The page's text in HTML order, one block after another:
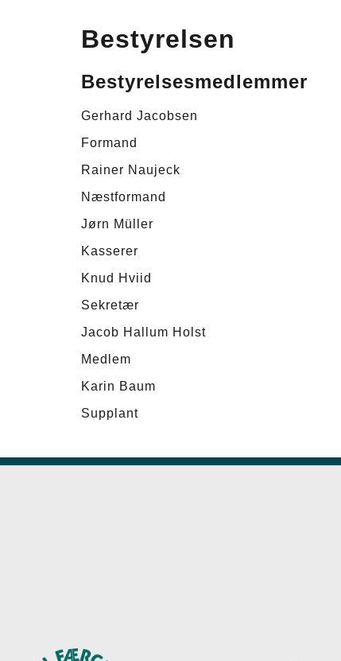
Bestyrelsen
Bestyrelsesmedlemmer
Gerhard Jacobsen
Formand
Rainer Naujeck
Næstformand
Jørn Müller
Kasserer
Knud Hviid
Sekretær
Jacob Hallum Holst
Medlem
Karin Baum
Supplant